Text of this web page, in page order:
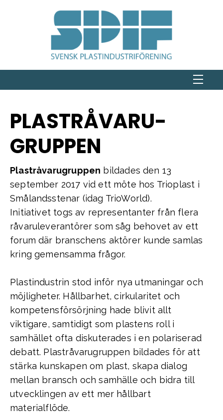
PLASTRÅVARU­
GRUPPEN
Plastråvarugruppen bildades den 13
september 2017 vid ett möte hos Trioplast i
Smålandsstenar (idag TrioWorld).
Initiativet togs av representanter från flera
råvaruleverantörer som såg behovet av ett
forum där branschens aktörer kunde samlas
kring gemensamma frågor.
Plastindustrin stod inför nya utmaningar och
möjligheter. Hållbarhet, cirkularitet och
kompetensförsörjning hade blivit allt
viktigare, samtidigt som plastens roll i
samhället ofta diskuterades i en polariserad
debatt. Plastråvarugruppen bildades för att
stärka kunskapen om plast, skapa dialog
mellan bransch och samhälle och bidra till
utvecklingen av ett mer hållbart
materialflöde.